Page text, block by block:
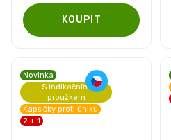
5
hvězdiček.
Novinka
S Indikačním
proužkem
Kapsičky proti úniku
2 + 1